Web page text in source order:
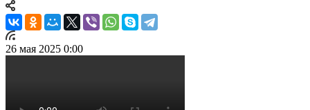
26 мая 2025 0:00